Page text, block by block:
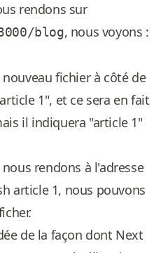
rendons sur
blog, nous voyons :
fichier à côté de
1", et ce sera en fait
il indiquera "article 1"
rendons à l'adresse
article 1, nous pouvons
de la façon dont Next